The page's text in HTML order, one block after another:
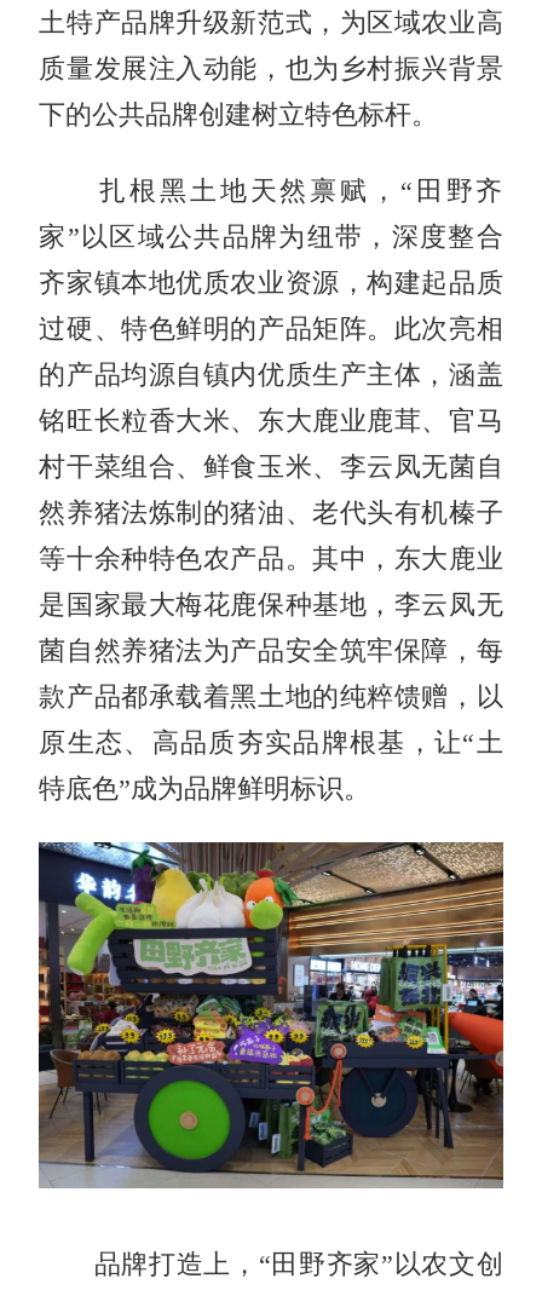
土特产品牌升级新范式，为区域农业高
质量发展注入动能，也为乡村振兴背景
下的公共品牌创建树立特色标杆。
扎根黑土地天然禀赋，“田野齐
家”以区域公共品牌为纽带，深度整合
齐家镇本地优质农业资源，构建起品质
过硬、特色鲜明的产品矩阵。此次亮相
的产品均源自镇内优质生产主体，涵盖
铭旺长粒香大米、东大鹿业鹿茸、官马
村干菜组合、鲜食玉米、李云凤无菌自
然养猪法炼制的猪油、老代头有机榛子
等十余种特色农产品。其中，东大鹿业
是国家最大梅花鹿保种基地，李云凤无
菌自然养猪法为产品安全筑牢保障，每
款产品都承载着黑土地的纯粹馈赠，以
原生态、高品质夯实品牌根基，让“土
特底色”成为品牌鲜明标识。
品牌打造上，“田野齐家”以农文创